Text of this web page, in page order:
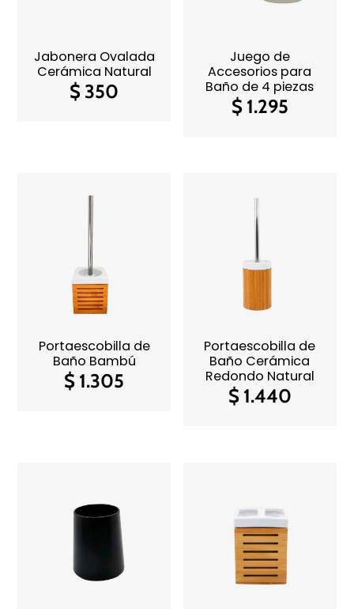
Jabonera Ovalada
Cerámica Natural
$ 350
Juego de
Accesorios para
Baño de 4 piezas
$1.295
Portaescobilla de
Baño Bambú
$ 1.305
Portaescobilla de
Baño Cerámica
Redondo Natural
$1.440